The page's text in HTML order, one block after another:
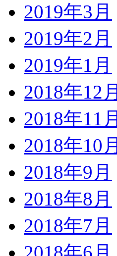
2019年3月
2019年2月
2019年1月
2018年12月
2018年11月
2018年10月
2018年9月
2018年8月
2018年7月